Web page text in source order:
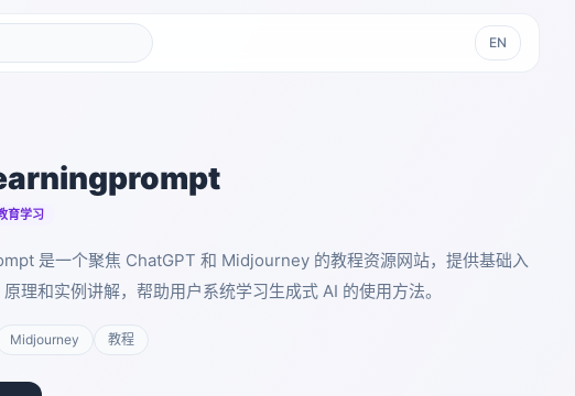
EN
育学习
是一个聚焦 ChatGPT 和 Midjourney 的教程资源网站，提供基础入
理和实例讲解，帮助用户系统学习生成式 AI 的使用方法。
Midjourney 教程